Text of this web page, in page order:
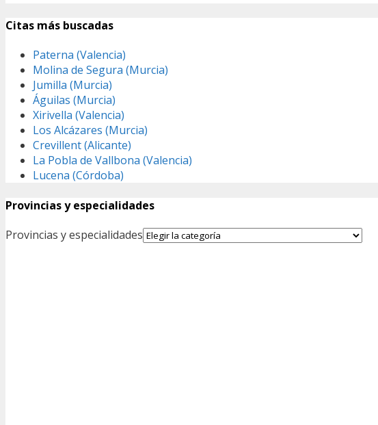
Citas más buscadas
Paterna (Valencia)
Molina de Segura (Murcia)
Jumilla (Murcia)
Águilas (Murcia)
Xirivella (Valencia)
Los Alcázares (Murcia)
Crevillent (Alicante)
La Pobla de Vallbona (Valencia)
Lucena (Córdoba)
Provincias y especialidades
Provincias y especialidades